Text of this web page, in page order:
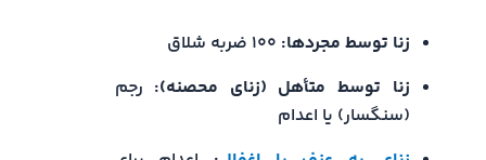
زنا توسط مجردها:
زنا توسط متأهل (زنای محصنه): رجم
(سنگسار) یا اعدام